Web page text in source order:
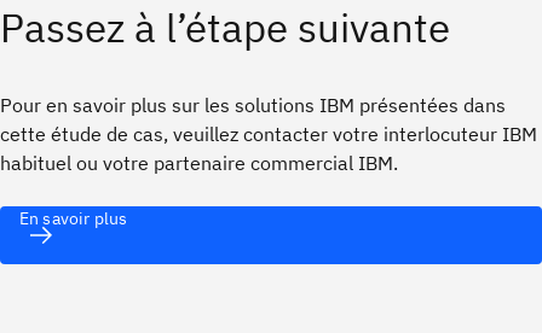
Passez à l’étape suivante
Pour en savoir plus sur les solutions IBM présentées dans
cette étude de cas, veuillez contacter votre interlocuteur IBM
habituel ou votre partenaire commercial IBM.
En savoir plus